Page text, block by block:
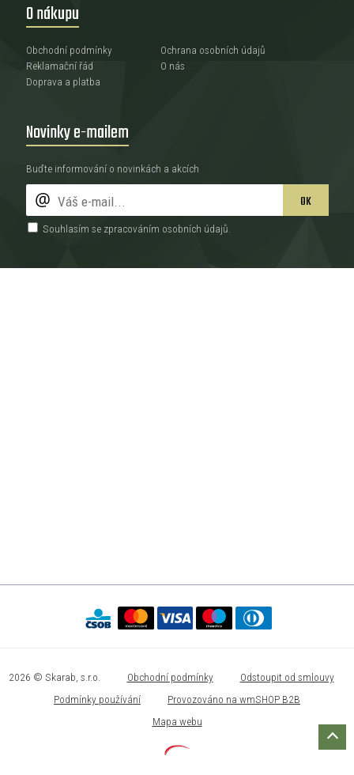
O nákupu
Obchodní podmínky
Reklamační řád
Doprava a platba
Ochrana osobních údajů
O nás
Novinky e-mailem
Buďte informování o novinkách a akcích
OK
Souhlasím se zpracováním osobních údajů
2026 © Skarab, s.r.o. Obchodní podmínky
Odstoupit od smlouvy
Podmínky používání
Provozováno na wmSHOP B2B
Mapa webu